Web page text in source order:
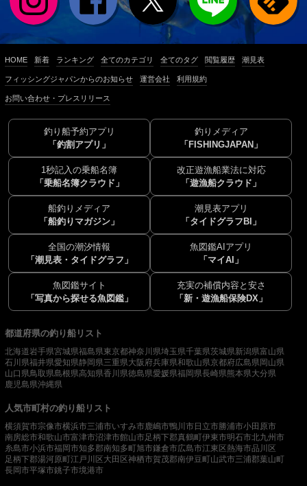
HOME 新着 ランキング 全てのカテゴリ 全てのタグ 閲覧履歴 潮見表
フィッシングジャパンからのお知らせ 運営会社 利用規約
お問い合わせ・プレスリリース
釣り船予約アプリ
「釣割アプリ」
釣りメディア
「FISHINGJAPAN」
1秒記入の乗船名簿
「乗船名簿クラウド」
改正遊漁船業法に対応
「遊漁船クラウド」
船釣りメディア
「船釣りマガジン」
潮見表アプリ
「タイドグラフBI」
全国の潮汐情報
「潮見表・タイドグラフ」
魚図鑑AIアプリ
「マイAI」
魚図鑑サイト
「写真から探せる魚図鑑」
充実の補償内容と安さ
「新・遊漁船保険DX」
都道府県の釣り船リスト
北海道岩手県宮城県福島県東京都神奈川県埼玉県千葉県茨城県新潟県富山県
石川県福井県愛知県静岡県三重県大阪府兵庫県和歌山県京都府広島県岡山県
山口県鳥取県島根県高知県香川県徳島県愛媛県福岡県長崎県熊本県大分県
鹿児島県沖縄県
人気市町村の釣り船リスト
横須賀市宗像市横浜市三浦市いすみ市鹿嶋市鴨川市日立市勝浦市小田原市
南房総市和歌山市富津市沼津市館山市足柄下郡真鶴町伊東市明石市北九州市
糸島市小浜市福岡市知多郡南知多町旭市鎌倉市広島市江東区熱海市品川区
足柄下郡湯河原町江戸川区大田区神栖市賀茂郡南伊豆町山武市三浦郡葉山町
長岡市平塚市銚子市境港市